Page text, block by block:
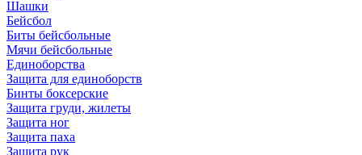
Шашки
Бейсбол
Биты бейсбольные
Мячи бейсбольные
Единоборства
Защита для единоборств
Бинты боксерские
Защита груди, жилеты
Защита ног
Защита паха
Защита рук